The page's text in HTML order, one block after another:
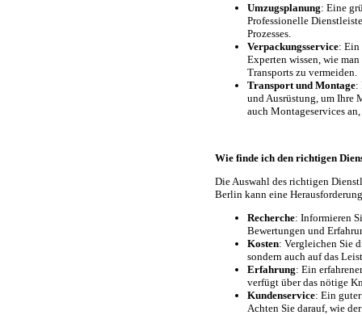
Umzugsplanung: Eine
Professionelle
Prozesses.
Verpackungsservice: Ein
Experten wissen, wie
Transports zu vermeiden.
Transport und Montage:
und Ausrüstung, um Ihre
auch Montageservices
Wie finde ich den richtigen
Die Auswahl des richtigen
Berlin kann eine
Recherche: Informieren
Bewertungen und
Kosten: Vergleichen Sie
sondern auch auf das
Erfahrung: Ein
verfügt über das nötige
Kundenservice: Ein
Achten Sie darauf, wie